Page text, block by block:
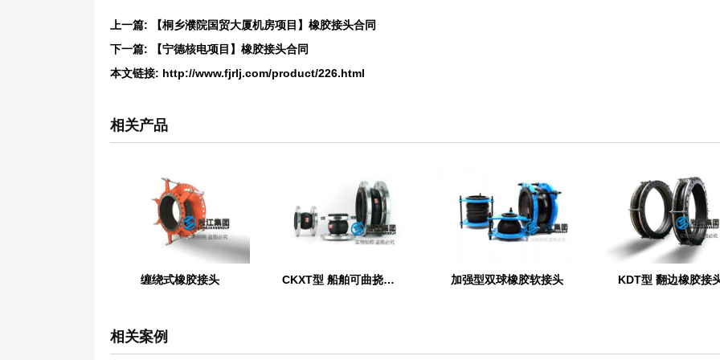
上一篇:
【桐乡濮院国贸大厦机房项目】橡胶接头合同
下一篇:
【宁德核电项目】橡胶接头合同
本文链接: http://www.fjrlj.com/product/226.html
相关产品
缠绕式橡胶接头 CKXT型 船舶可曲挠单球橡胶接头 加强型双球橡胶软接头 KDT型 翻边橡胶接
相关案例